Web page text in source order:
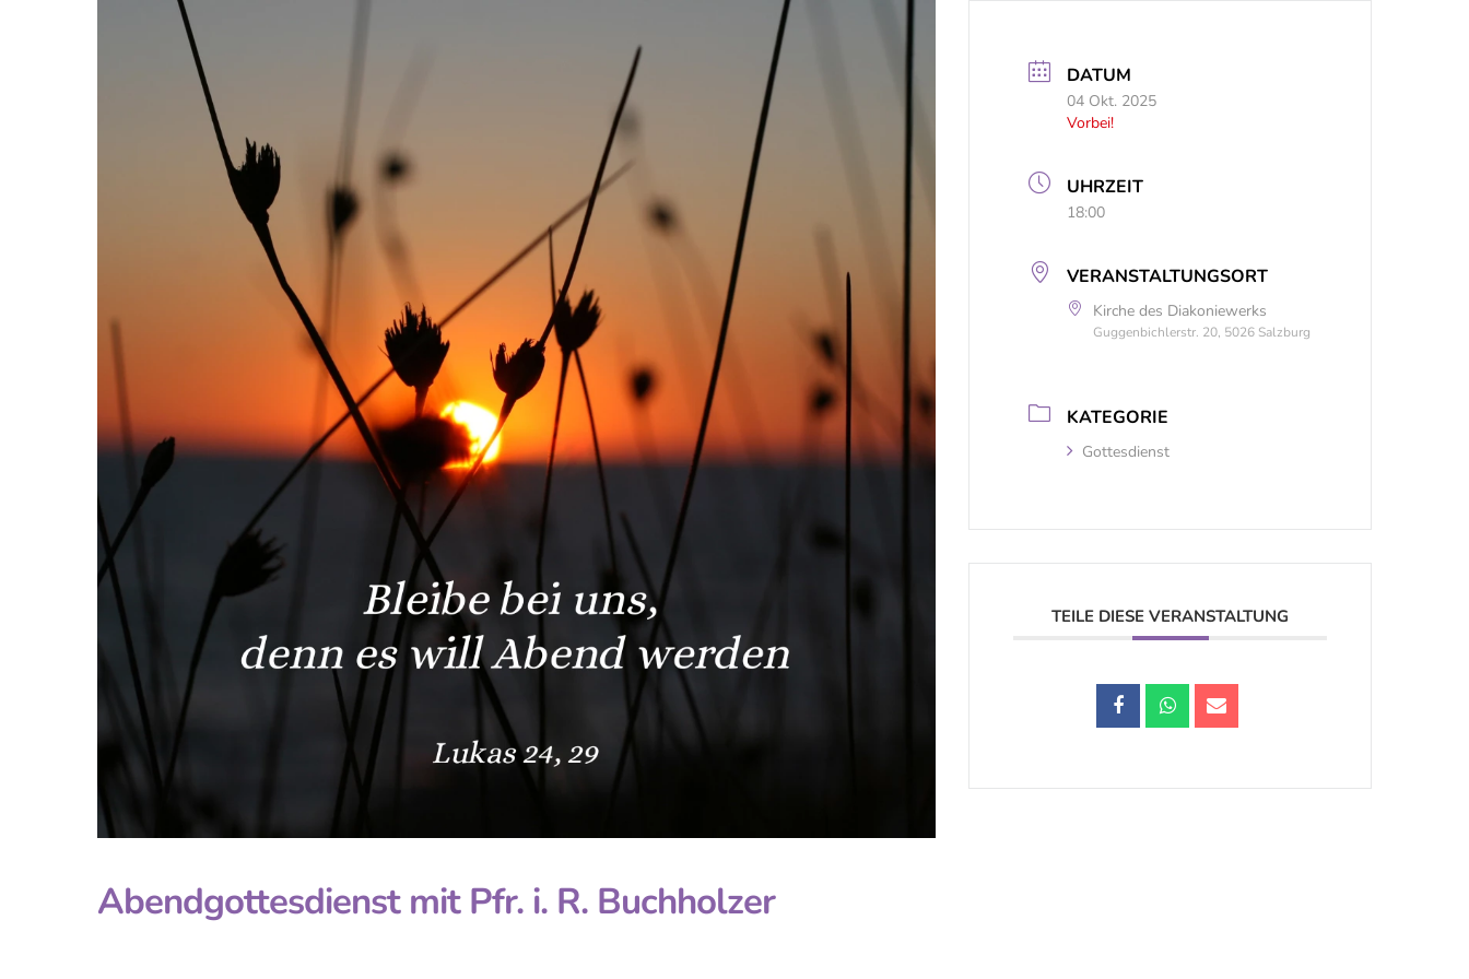
Abendgottesdienst mit Pfr. i. R. Buchholzer
DATUM
04 Okt. 2025
Vorbei!
UHRZEIT
18:00
VERANSTALTUNGSORT
Kirche des Diakoniewerks
Guggenbichlerstr. 20, 5026 Salzburg
KATEGORIE
Gottesdienst
TEILE DIESE VERANSTALTUNG